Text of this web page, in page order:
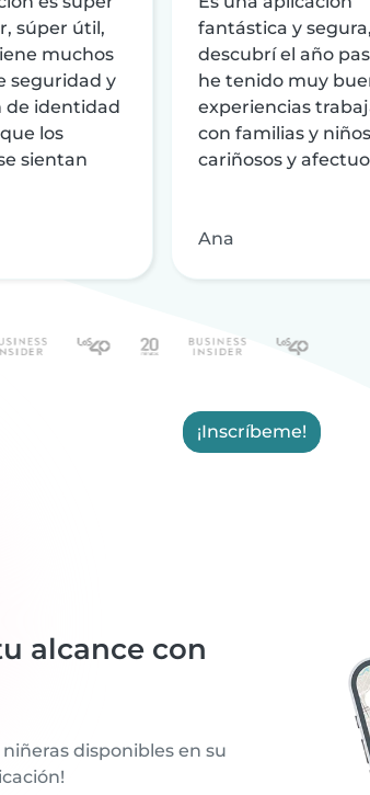
súper útil,
muchos
seguridad y
de identidad
los
sientan
fantástica y
descubrí el año
he tenido muy
experiencias
con familias y
cariñosos y
Ana
¡Inscríbeme!
alcance con
disponibles en su